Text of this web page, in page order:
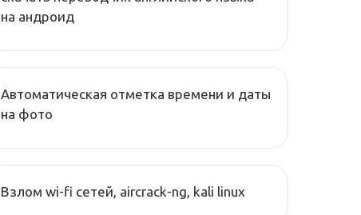
на андроид
Автоматическая отметка времени и даты
на фото
Взлом wi-fi сетей, aircrack-ng, kali linux